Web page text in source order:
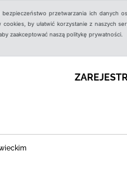
przetwarzania ich danych
by ułatwić korzystanie z naszych
zaakceptować naszą politykę prywatności.